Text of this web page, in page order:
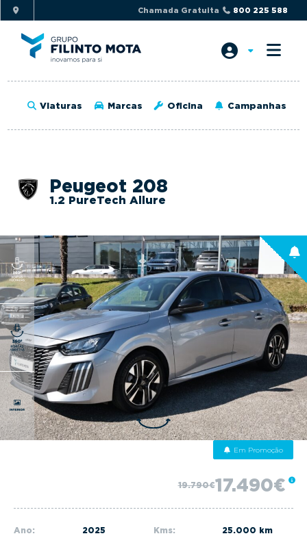
i
p
t
o
r
a
n
v
i
g
a
t
i
o
n
i
p
t
o
a
c
t
n
t
Chamada Gratuita 800 225 588
Viaturas Marcas Oficina Campanhas
Peugeot 208
1.2 PureTech Allure
Em Promoção
19.790€17.490€
Ano: 2025 Kms:
25.000 km